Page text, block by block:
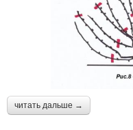
читать дальше →